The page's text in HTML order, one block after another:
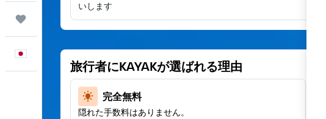
日本語
いします
旅行者にKAYAKが選ばれる理由
完全無料
隠れた手数料はありません。